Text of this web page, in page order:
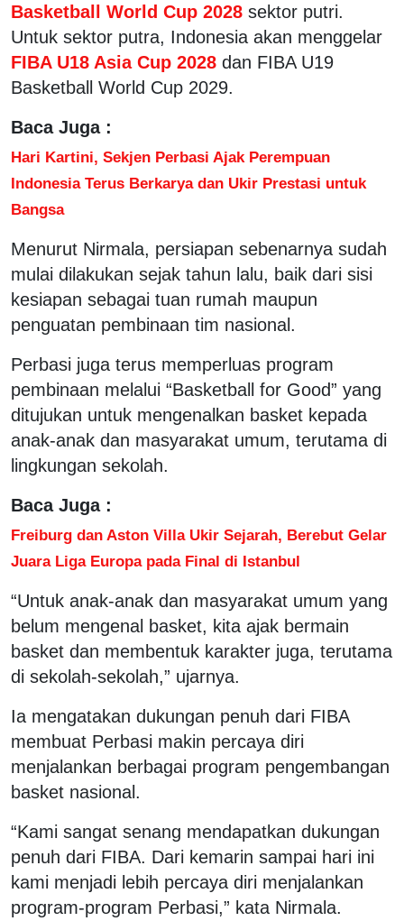
Basketball World Cup 2028 sektor putri.
Untuk sektor putra, Indonesia akan menggelar
FIBA U18 Asia Cup 2028 dan FIBA U19
Basketball World Cup 2029.
Baca Juga :
Hari Kartini, Sekjen Perbasi Ajak Perempuan
Indonesia Terus Berkarya dan Ukir Prestasi untuk
Bangsa
Menurut Nirmala, persiapan sebenarnya sudah
mulai dilakukan sejak tahun lalu, baik dari sisi
kesiapan sebagai tuan rumah maupun
penguatan pembinaan tim nasional.
Perbasi juga terus memperluas program
pembinaan melalui “Basketball for Good” yang
ditujukan untuk mengenalkan basket kepada
anak-anak dan masyarakat umum, terutama di
lingkungan sekolah.
Baca Juga :
Freiburg dan Aston Villa Ukir Sejarah, Berebut Gelar
Juara Liga Europa pada Final di Istanbul
“Untuk anak-anak dan masyarakat umum yang
belum mengenal basket, kita ajak bermain
basket dan membentuk karakter juga, terutama
di sekolah-sekolah,” ujarnya.
Ia mengatakan dukungan penuh dari FIBA
membuat Perbasi makin percaya diri
menjalankan berbagai program pengembangan
basket nasional.
“Kami sangat senang mendapatkan dukungan
penuh dari FIBA. Dari kemarin sampai hari ini
kami menjadi lebih percaya diri menjalankan
program-program Perbasi,” kata Nirmala.